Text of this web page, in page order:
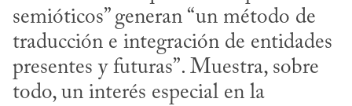
semióticos” generan “un método de
traducción e integración de entidades
presentes y futuras”. Muestra, sobre
todo, un interés especial en la